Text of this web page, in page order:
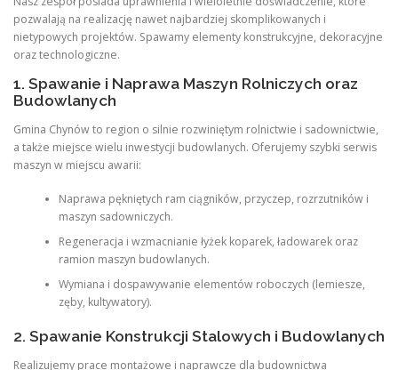
pozwalają na realizację nawet najbardziej skomplikowanych i
nietypowych projektów. Spawamy elementy konstrukcyjne, dekoracyjne
oraz technologiczne.
1. Spawanie i Naprawa Maszyn Rolniczych oraz
Budowlanych
Gmina Chynów to region o silnie rozwiniętym rolnictwie i sadownictwie,
a także miejsce wielu inwestycji budowlanych. Oferujemy szybki serwis
maszyn w miejscu awarii:
Naprawa pękniętych ram ciągników, przyczep, rozrzutników i
maszyn sadowniczych.
Regeneracja i wzmacnianie łyżek koparek, ładowarek oraz
ramion maszyn budowlanych.
Wymiana i dospawywanie elementów roboczych (lemiesze,
zęby, kultywatory).
2. Spawanie Konstrukcji Stalowych i Budowlanych
Realizujemy prace montażowe i naprawcze dla budownictwa